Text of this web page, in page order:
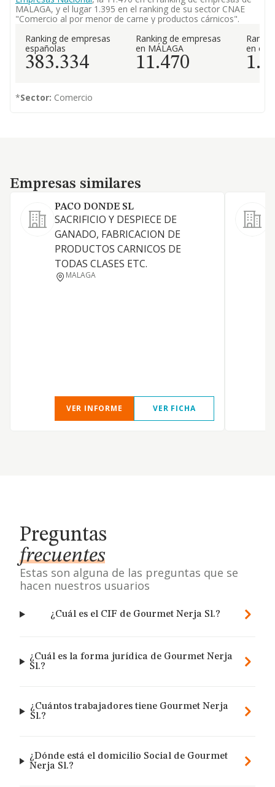
MALAGA, y el lugar 1.395 en el ranking de su sector CNAE
"Comercio al por menor de carne y productos cárnicos".
Ranking de empresas
españolas
383.334
Ranking de empresas
en MÁLAGA
11.470
en el
*Sector: Comercio
Empresas similares
Empresas similares
PACO DONDE SL
SACRIFICIO Y DESPIECE DE
GANADO, FABRICACION DE
PRODUCTOS CARNICOS DE
TODAS CLASES ETC.
MALAGA
VER INFORME VER FICHA
Preguntas
frecuentes
Estas son alguna de las preguntas que se
hacen nuestros usuarios
¿Cuál es el CIF de Gourmet Nerja Sl.?
¿Cuál es la forma jurídica de Gourmet Nerja
Sl.?
¿Cuántos trabajadores tiene Gourmet Nerja
Sl.?
¿Dónde está el domicilio Social de Gourmet
Nerja Sl.?